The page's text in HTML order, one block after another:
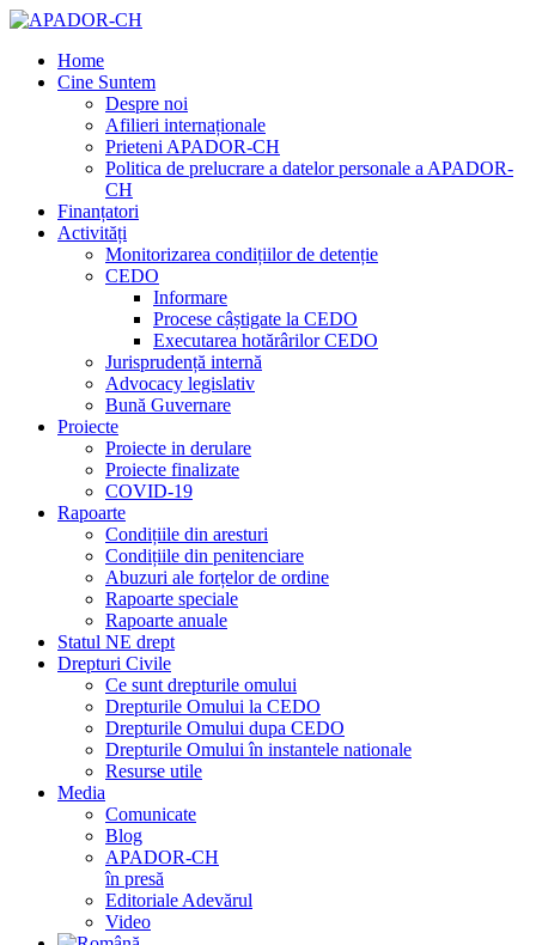
Home
Cine Suntem
Despre noi
Afilieri internaționale
Prieteni APADOR-CH
Politica de prelucrare a datelor personale a APADOR-
CH
Finanțatori
Activități
Monitorizarea condițiilor de detenție
CEDO
Informare
Procese câștigate la CEDO
Executarea hotărârilor CEDO
Jurisprudență internă
Advocacy legislativ
Bună Guvernare
Proiecte
Proiecte in derulare
Proiecte finalizate
COVID-19
Rapoarte
Condițiile din aresturi
Condițiile din penitenciare
Abuzuri ale forțelor de ordine
Rapoarte speciale
Rapoarte anuale
Statul NE drept
Drepturi Civile
Ce sunt drepturile omului
Drepturile Omului la CEDO
Drepturile Omului dupa CEDO
Drepturile Omului în instantele nationale
Resurse utile
Media
Comunicate
Blog
APADOR-CH
în presă
Editoriale Adevărul
Video